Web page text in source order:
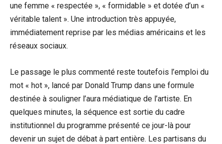
une femme « respectée », « formidable » et dotée d’un «
véritable talent ». Une introduction très appuyée,
immédiatement reprise par les médias américains et les
réseaux sociaux.
Le passage le plus commenté reste toutefois l’emploi du
mot « hot », lancé par Donald Trump dans une formule
destinée à souligner l’aura médiatique de l’artiste. En
quelques minutes, la séquence est sortie du cadre
institutionnel du programme présenté ce jour-là pour
devenir un sujet de débat à part entière. Les partisans du